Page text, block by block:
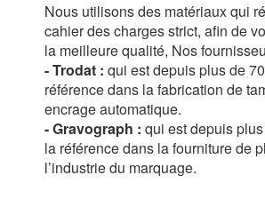
Nous utilisons des matériaux qui
cahier des charges strict, afin de
la meilleure qualité, Nos
- Trodat : qui est depuis plus de
référence dans la fabrication de
encrage automatique.
- Gravograph : qui est depuis
la référence dans la fourniture de
l’industrie du marquage.